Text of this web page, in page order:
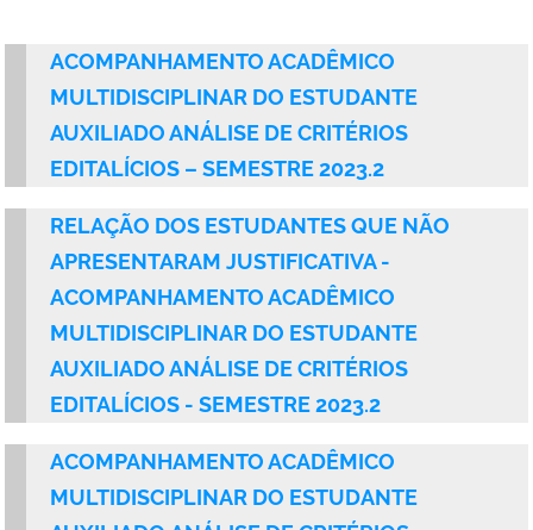
ACOMPANHAMENTO ACADÊMICO
MULTIDISCIPLINAR DO ESTUDANTE
AUXILIADO ANÁLISE DE CRITÉRIOS
EDITALÍCIOS – SEMESTRE 2023.2
RELAÇÃO DOS ESTUDANTES QUE NÃO
APRESENTARAM JUSTIFICATIVA -
ACOMPANHAMENTO ACADÊMICO
MULTIDISCIPLINAR DO ESTUDANTE
AUXILIADO ANÁLISE DE CRITÉRIOS
EDITALÍCIOS - SEMESTRE 2023.2
ACOMPANHAMENTO ACADÊMICO
MULTIDISCIPLINAR DO ESTUDANTE